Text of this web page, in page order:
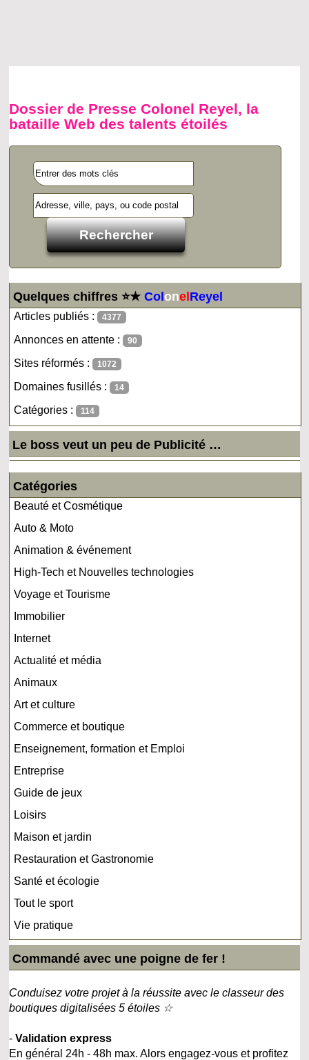
Dossier de Presse Colonel Reyel, la
bataille Web des talents étoilés
Quelques chiffres ⭐★ColonelReyel
Articles publiés : 4377
Annonces en attente : 90
Sites réformés : 1072
Domaines fusillés : 14
Catégories : 114
Le boss veut un peu de Publicité …
Catégories
Beauté et Cosmétique
Auto & Moto
Animation & événement
High-Tech et Nouvelles technologies
Voyage et Tourisme
Immobilier
Internet
Actualité et média
Animaux
Art et culture
Commerce et boutique
Enseignement, formation et Emploi
Entreprise
Guide de jeux
Loisirs
Maison et jardin
Restauration et Gastronomie
Santé et écologie
Tout le sport
Vie pratique
Commandé avec une poigne de fer !
Conduisez votre projet à la réussite avec le classeur des
boutiques digitalisées 5 étoiles ☆
-Validation express
En général 24h - 48h max. Alors engagez-vous et profitez